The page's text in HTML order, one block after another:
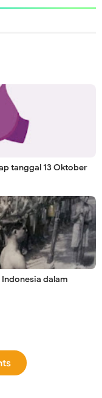
tanggal 13 Oktober
dalam